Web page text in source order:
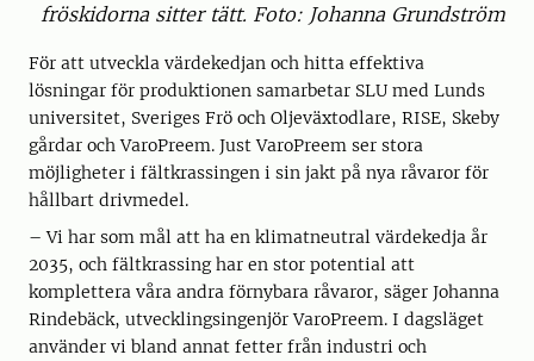
fröskidorna sitter tätt. Foto: Johanna Grundström
För att utveckla värdekedjan och hitta effektiva
lösningar för produktionen samarbetar SLU med Lunds
universitet, Sveriges Frö och Oljeväxtodlare, RISE, Skeby
gårdar och VaroPreem. Just VaroPreem ser stora
möjligheter i fältkrassingen i sin jakt på nya råvaror för
hållbart drivmedel.
– Vi har som mål att ha en klimatneutral värdekedja år
2035, och fältkrassing har en stor potential att
komplettera våra andra förnybara råvaror, säger Johanna
Rindebäck, utvecklingsingenjör VaroPreem. I dagsläget
använder vi bland annat fetter från industri och